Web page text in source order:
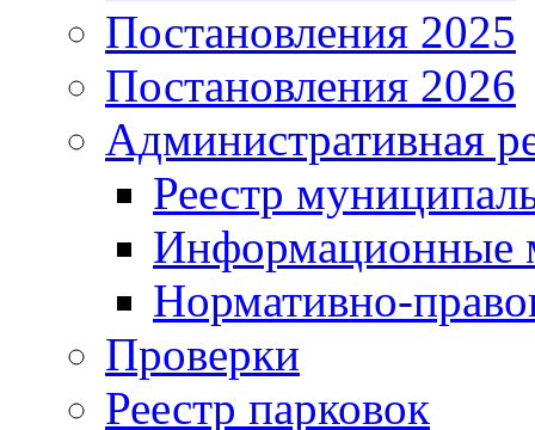
Постановления 2025
Постановления 2026
Административная
Реестр
Информационные
Нормативно-
Проверки
Реестр парковок